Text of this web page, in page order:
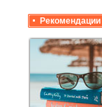
Рекомендации